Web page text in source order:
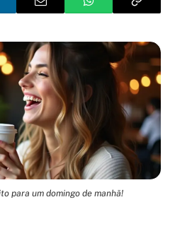
para um domingo de manhã!